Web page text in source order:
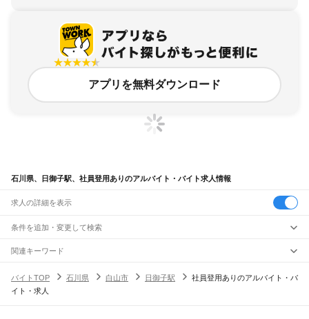
アプリを無料ダウンロード
石川県、日御子駅、社員登用ありのアルバイト・バイト求人情報
求人の詳細を表示
条件を追加・変更して検索
市区町村を追加・変更
石川県すべて
金沢市
駅を追加・変更
職種を追加・変更
関連キーワード
バイトTOP
石川県 白山市 日御子駅
社員登用ありのアルバイト・バ
イト・求人